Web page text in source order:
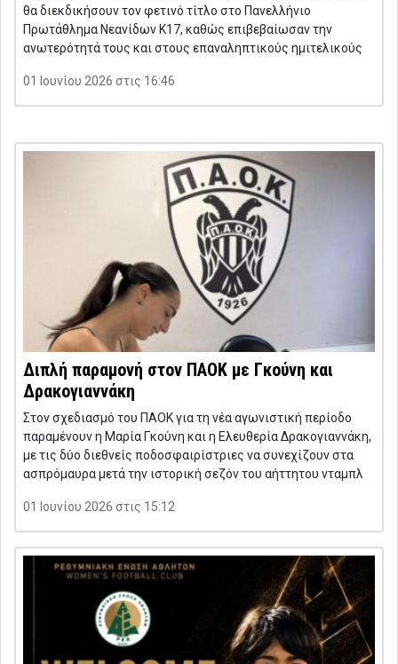
θα διεκδικήσουν τον φετινό τίτλο στο Πανελλήνιο
Πρωτάθλημα Νεανίδων Κ17, καθώς επιβεβαίωσαν την
ανωτερότητά τους και στους επαναληπτικούς ημιτελικούς
01 Ιουνίου 2026 στις 16:46
Διπλή παραμονή στον ΠΑΟΚ με Γκούνη και
Δρακογιαννάκη
Στον σχεδιασμό του ΠΑΟΚ για τη νέα αγωνιστική περίοδο
παραμένουν η Μαρία Γκούνη και η Ελευθερία Δρακογιαννάκη,
με τις δύο διεθνείς ποδοσφαιρίστριες να συνεχίζουν στα
ασπρόμαυρα μετά την ιστορική σεζόν του αήττητου νταμπλ
01 Ιουνίου 2026 στις 15:12